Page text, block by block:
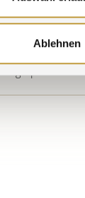
Ablehnen
geschnuppert